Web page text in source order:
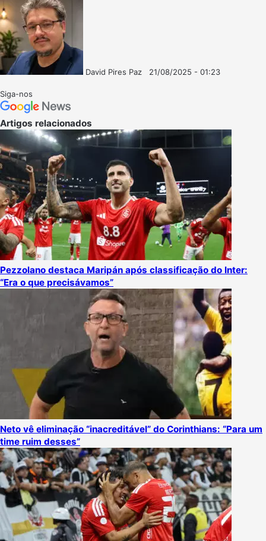
David Pires Paz
21/08/2025 - 01:23
Siga-nos
Artigos relacionados
Pezzolano destaca Maripán após classificação do Inter:
“Era o que precisávamos”
Neto vê eliminação “inacreditável” do Corinthians: “Para um
time ruim desses”